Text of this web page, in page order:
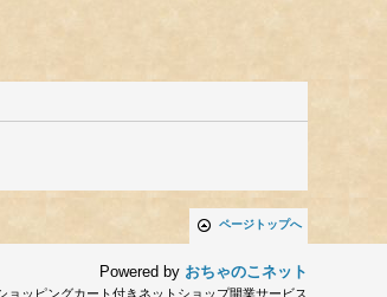
ページトップへ
Powered by おちゃのこネット
ョッピングカート付きネットショップ開業サービス